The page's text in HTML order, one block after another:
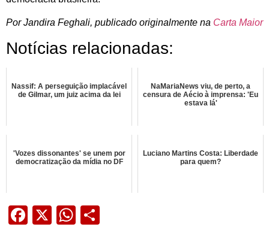
Por Jandira Feghali, publicado originalmente na Carta Maior
Notícias relacionadas:
Nassif: A perseguição implacável
de Gilmar, um juiz acima da lei
NaMariaNews viu, de perto, a
censura de Aécio à imprensa: 'Eu
estava lá'
'Vozes dissonantes' se unem por
democratização da mídia no DF
Luciano Martins Costa: Liberdade
para quem?
Facebook
X WhatsApp